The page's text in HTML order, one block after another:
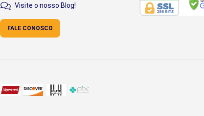
Visite o nosso Blog!
FALE CONOSCO